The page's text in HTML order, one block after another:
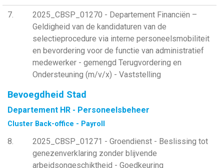
7
2025_CBSP_01270 - Departement Financiën –
Geldigheid van de kandidaturen van de
selectieprocedure via interne personeelsmobiliteit
en bevordering voor de functie van administratief
medewerker - gemengd Terugvordering en
Ondersteuning (m/v/x) - Vaststelling
Bevoegdheid Stad
Departement HR - Personeelsbeheer
Cluster Back-office - Payroll
8
2025_CBSP_01271 - Groendienst - Beslissing tot
genezenverklaring zonder blijvende
arbeidsongeschiktheid - Goedkeuring